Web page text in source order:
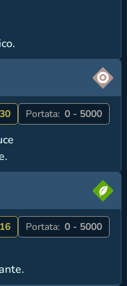
30 Portata: 0 - 5000
16 Portata: 0 - 5000